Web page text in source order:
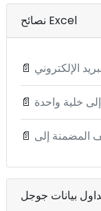
نصائح Excel
📄 الإلكتروني
📄 خلية واحدة
📄
بيانات جوجل